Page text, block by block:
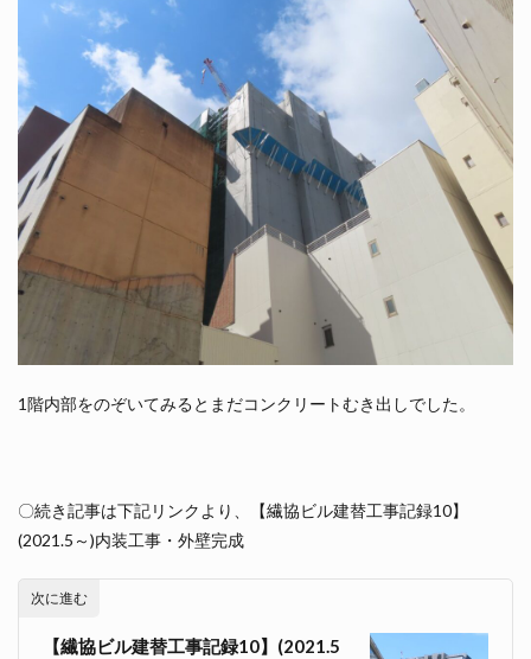
1階内部をのぞいてみるとまだコンクリートむき出しでした。
〇続き記事は下記リンクより、【繊協ビル建替工事記録10】
(2021.5～)内装工事・外壁完成
次に進む
【繊協ビル建替工事記録10】(2021.5